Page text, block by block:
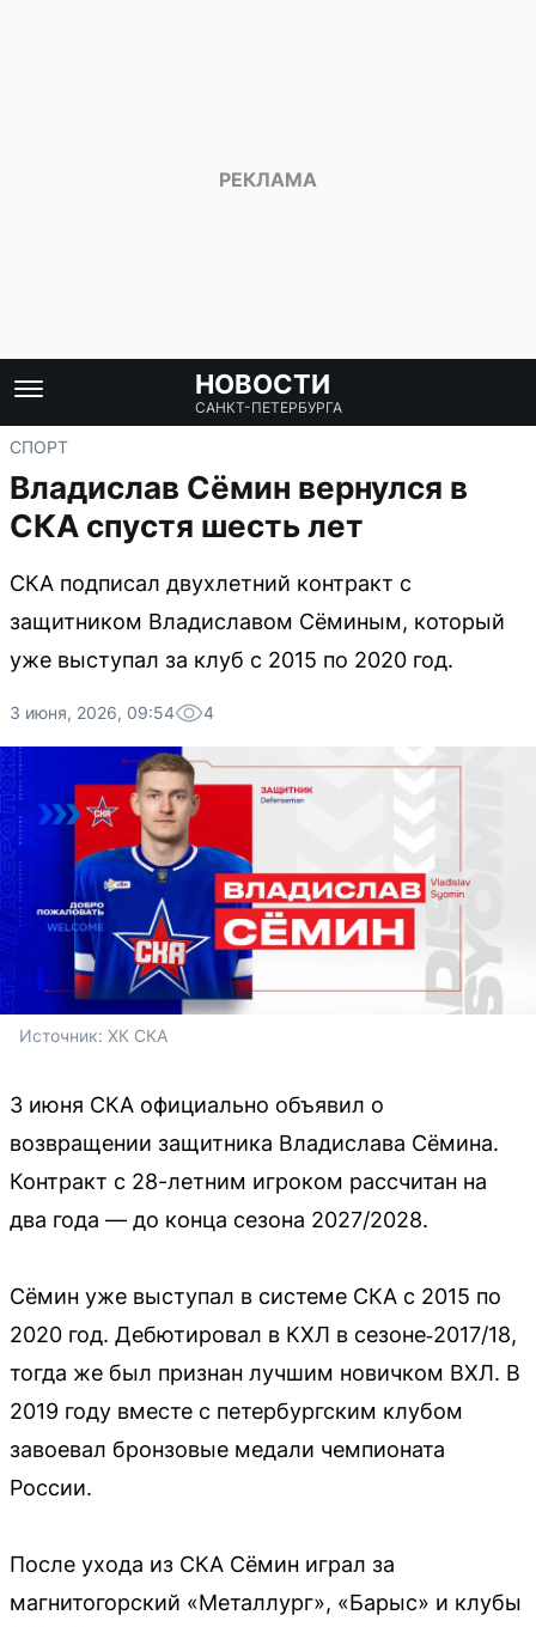
НОВОСТИ
САНКТ-ПЕТЕРБУРГА
СПОРТ
Владислав Сёмин вернулся в
СКА спустя шесть лет
СКА подписал двухлетний контракт с
защитником Владиславом Сёминым, который
уже выступал за клуб с 2015 по 2020 год.
3 июня, 2026, 09:54 4
Источник: ХК СКА
3 июня СКА официально объявил о
возвращении защитника Владислава Сёмина.
Контракт с 28-летним игроком рассчитан на
два года — до конца сезона 2027/2028.
Сёмин уже выступал в системе СКА с 2015 по
2020 год. Дебютировал в КХЛ в сезоне‑2017/18,
тогда же был признан лучшим новичком ВХЛ. В
2019 году вместе с петербургским клубом
завоевал бронзовые медали чемпионата
России.
После ухода из СКА Сёмин играл за
магнитогорский «Металлург», «Барыс» и клубы